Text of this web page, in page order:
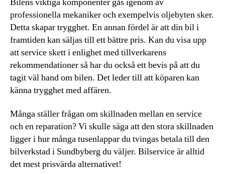
professionella mekaniker och exempelvis oljebyten sker.
Detta skapar trygghet. En annan fördel är att din bil i
framtiden kan säljas till ett bättre pris. Kan du visa upp
att service skett i enlighet med tillverkarens
rekommendationer så har du också ett bevis på att du
tagit väl hand om bilen. Det leder till att köparen kan
känna trygghet med affären.
Många ställer frågan om skillnaden mellan en service
och en reparation? Vi skulle säga att den stora skillnaden
ligger i hur många tusenlappar du tvingas betala till den
bilverkstad i Sundbyberg du väljer. Bilservice är alltid
det mest prisvärda alternativet!